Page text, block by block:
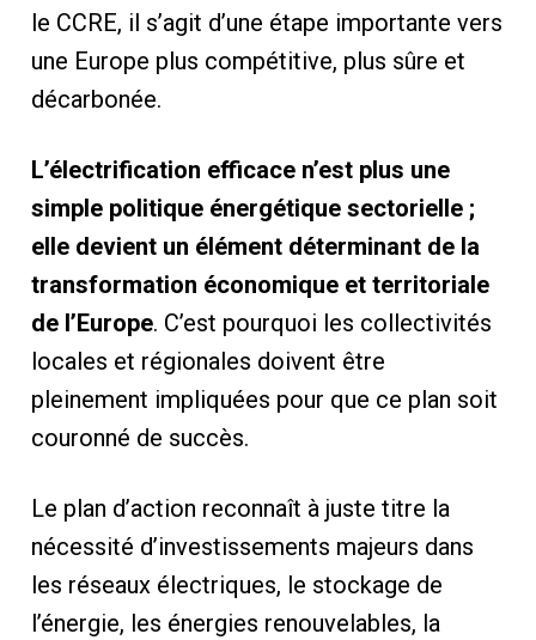
le CCRE, il s’agit d’une étape importante vers
une Europe plus compétitive, plus sûre et
décarbonée.
L’électrification efficace n’est plus une
simple politique énergétique sectorielle ;
elle devient un élément déterminant de la
transformation économique et territoriale
de l’Europe. C’est pourquoi les collectivités
locales et régionales doivent être
pleinement impliquées pour que ce plan soit
couronné de succès.
Le plan d’action reconnaît à juste titre la
nécessité d’investissements majeurs dans
les réseaux électriques, le stockage de
l’énergie, les énergies renouvelables, la